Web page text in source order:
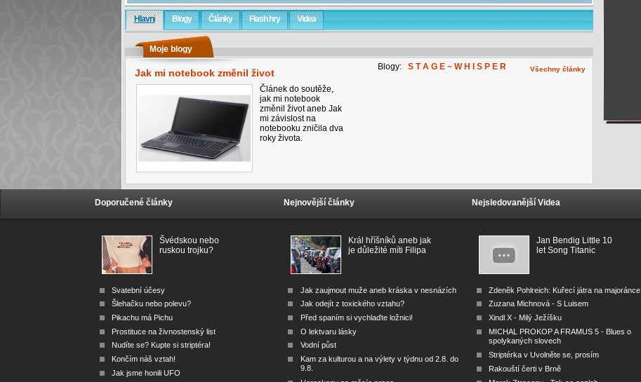
Hlavní Blogy Články Flash hry Videa
Moje blogy
Jak mi notebook změnil život
Článek do soutěže,
jak mi notebook
změnil život aneb Jak
mi závislost na
notebooku zničila dva
roky života.
Všechny články
Blogy: S T A G E ~ W H I S P E R
Doporučené články
Švédskou nebo
ruskou trojku?
Svatební účesy
Šlehačku nebo polevu?
Pikachu má Pichu
Prostituce na živnostenský list
Nudíte se? Kupte si striptéra!
Končím náš vztah!
Jak jsme honili UFO
Nejnovější články
Král hříšníků aneb jak
je důležité míti Filipa
Jak zaujmout muže aneb kráska v nesnázích
Jak odejít z toxického vztahu?
Před spaním si vychlaďte ložnici!
O lektvaru lásky
Vodní půst
Kam za kulturou a na výlety v týdnu od 2.8. do
9.8.
Nejsledovanější Videa
Jan Bendig Little 10
let Song Titanic
Zdeněk Pohlreich: Kuřecí játra na majoránce
Zuzana Michnová - S Luisem
Xindl X - Milý Ježíšku
MICHAL PROKOP A FRAMUS 5 - Blues o
spolykaných slovech
Striptérka v Uvolněte se, prosím
Rakouští čerti v Brně